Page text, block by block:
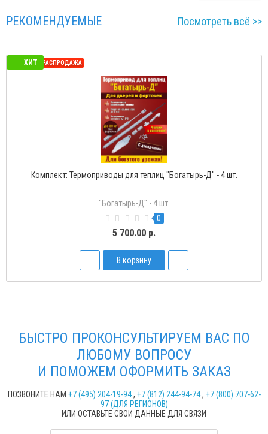
РЕКОМЕНДУЕМЫЕ Посмотреть всё >>
ХИТ
СЕЗОННАЯ РАСПРОДАЖА
Комплект: Термоприводы для теплиц "Богатырь-Д" - 4 шт.
"Богатырь-Д" - 4 шт.
0
5 700.00 р.
В корзину
БЫСТРО ПРОКОНСУЛЬТИРУЕМ ВАС ПО
ЛЮБОМУ ВОПРОСУ
И ПОМОЖЕМ ОФОРМИТЬ ЗАКАЗ
ПОЗВОНИТЕ НАМ +7 (495) 204-19-94, +7 (812) 244-94-74, +7 (800) 707-62-
97 (ДЛЯ РЕГИОНОВ)
ИЛИ ОСТАВЬТЕ СВОИ ДАННЫЕ ДЛЯ СВЯЗИ